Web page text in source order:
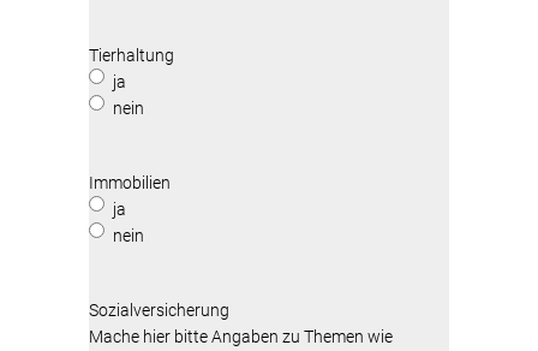
Tierhaltung
ja
nein
Immobilien
ja
nein
Sozialversicherung
Mache hier bitte Angaben zu Themen wie